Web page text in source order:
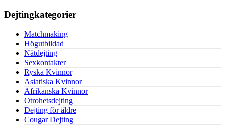
Dejtingkategorier
Matchmaking
Högutbildad
Nätdejting
Sexkontakter
Ryska Kvinnor
Asiatiska Kvinnor
Afrikanska Kvinnor
Otrohetsdejting
Dejting för äldre
Cougar Dejting